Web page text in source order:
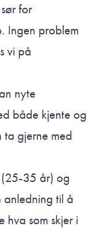
for
Ingen problem
vi på
nyte
både kjente og
ta gjerne med
(25-35 år) og
anledning til å
hva som skjer i